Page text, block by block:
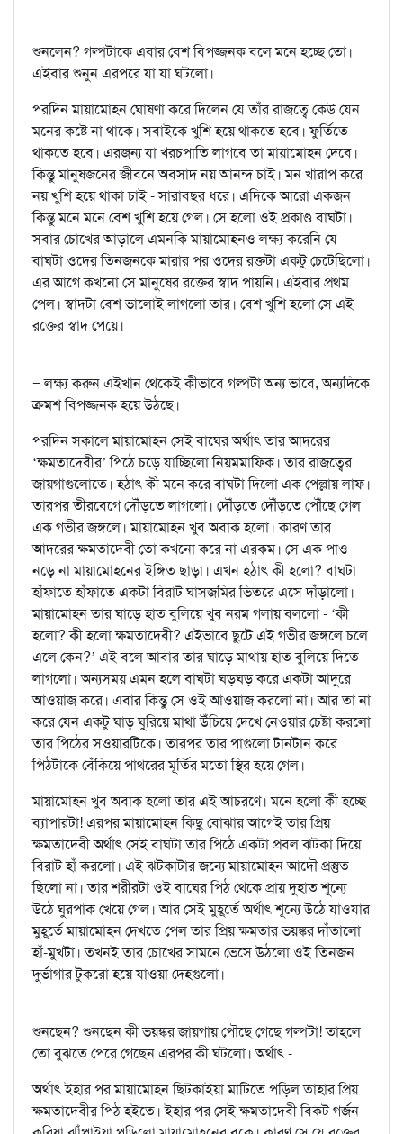
শুনলেন? গল্পটাকে এবার বেশ বিপজ্জনক বলে মনে হচ্ছে তো।
এইবার শুনুন এরপরে যা যা ঘটলো।
পরদিন মায়ামোহন ঘোষণা করে দিলেন যে তাঁর রাজত্বে কেউ যেন
মনের কষ্টে না থাকে। সবাইকে খুশি হয়ে থাকতে হবে। ফুর্তিতে
থাকতে হবে। এরজন্য যা খরচপাতি লাগবে তা মায়ামোহন দেবে।
কিন্তু মানুষজনের জীবনে অবসাদ নয় আনন্দ চাই। মন খারাপ করে
নয় খুশি হয়ে থাকা চাই - সারাবছর ধরে। এদিকে আরো একজন
কিন্তু মনে মনে বেশ খুশি হয়ে গেল। সে হলো ওই প্রকাণ্ড বাঘটা।
সবার চোখের আড়ালে এমনকি মায়ামোহনও লক্ষ্য করেনি যে
বাঘটা ওদের তিনজনকে মারার পর ওদের রক্তটা একটু চেটেছিলো।
এর আগে কখনো সে মানুষের রক্তের স্বাদ পায়নি। এইবার প্রথম
পেল। স্বাদটা বেশ ভালোই লাগলো তার। বেশ খুশি হলো সে এই
রক্তের স্বাদ পেয়ে।
= লক্ষ্য করুন এইখান থেকেই কীভাবে গল্পটা অন্য ভাবে, অন্যদিকে
ক্রমশ বিপজ্জনক হয়ে উঠছে।
পরদিন সকালে মায়ামোহন সেই বাঘের অর্থাৎ তার আদরের
‘ক্ষমতাদেবীর’ পিঠে চড়ে যাচ্ছিলো নিয়মমাফিক। তার রাজত্বের
জায়গাগুলোতে। হঠাৎ কী মনে করে বাঘটা দিলো এক পেল্লায় লাফ।
তারপর তীরবেগে দৌঁড়তে লাগলো। দৌঁড়তে দৌঁড়তে পৌঁছে গেল
এক গভীর জঙ্গলে। মায়ামোহন খুব অবাক হলো। কারণ তার
আদরের ক্ষমতাদেবী তো কখনো করে না এরকম। সে এক পাও
নড়ে না মায়ামোহনের ইঙ্গিত ছাড়া। এখন হঠাৎ কী হলো? বাঘটা
হাঁফাতে হাঁফাতে একটা বিরাট ঘাসজমির ভিতরে এসে দাঁড়ালো।
মায়ামোহন তার ঘাড়ে হাত বুলিয়ে খুব নরম গলায় বললো - ‘কী
হলো? কী হলো ক্ষমতাদেবী? এইভাবে ছুটে এই গভীর জঙ্গলে চলে
এলে কেন?’ এই বলে আবার তার ঘাড়ে মাথায় হাত বুলিয়ে দিতে
লাগলো। অন্যসময় এমন হলে বাঘটা ঘড়ঘড় করে একটা আদুরে
আওয়াজ করে। এবার কিন্তু সে ওই আওয়াজ করলো না। আর তা না
করে যেন একটু ঘাড় ঘুরিয়ে মাথা উঁচিয়ে দেখে নেওয়ার চেষ্টা করলো
তার পিঠের সওয়ারটিকে। তারপর তার পাগুলো টানটান করে
পিঠটাকে বেঁকিয়ে পাথরের মূর্তির মতো স্থির হয়ে গেল।
মায়ামোহন খুব অবাক হলো তার এই আচরণে। মনে হলো কী হচ্ছে
ব্যাপারটা! এরপর মায়ামোহন কিছু বোঝার আগেই তার প্রিয়
ক্ষমতাদেবী অর্থাৎ সেই বাঘটা তার পিঠে একটা প্রবল ঝটকা দিয়ে
বিরাট হাঁ করলো। এই ঝটকাটার জন্যে মায়ামোহন আদৌ প্রস্তুত
ছিলো না। তার শরীরটা ওই বাঘের পিঠ থেকে প্রায় দুহাত শূন্যে
উঠে ঘুরপাক খেয়ে গেল। আর সেই মুহূর্তে অর্থাৎ শূন্যে উঠে যাওযার
মুহূর্তে মায়ামোহন দেখতে পেল তার প্রিয় ক্ষমতার ভয়ঙ্কর দাঁতালো
হাঁ-মুখটা। তখনই তার চোখের সামনে ভেসে উঠলো ওই তিনজন
দুর্ভাগার টুকরো হয়ে যাওয়া দেহগুলো।
শুনছেন? শুনছেন কী ভয়ঙ্কর জায়গায় পৌছে গেছে গল্পটা! তাহলে
তো বুঝতে পেরে গেছেন এরপর কী ঘটলো। অর্থাৎ -
অর্থাৎ ইহার পর মায়ামোহন ছিটকাইয়া মাটিতে পড়িল তাহার প্রিয়
ক্ষমতাদেবীর পিঠ হইতে। ইহার পর সেই ক্ষমতাদেবী বিকট গর্জন